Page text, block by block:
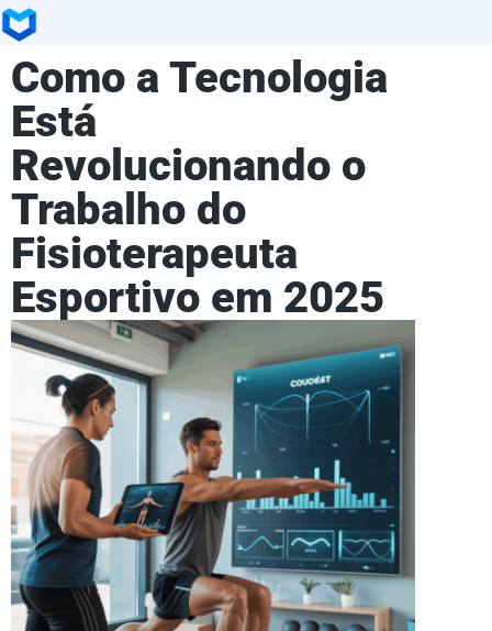
Como a Tecnologia
Está
Revolucionando o
Trabalho do
Fisioterapeuta
Esportivo em 2025